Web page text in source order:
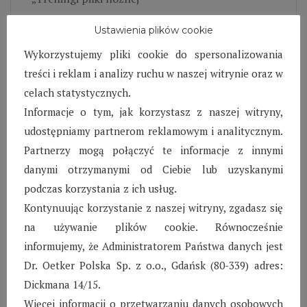
Kiedy ma się kolegę w tym samym klubie łatwiej
trzy razy w tygodniu bez względu na pogodę. Do
tego mecze w weekendy. Gdyby nie to, że piłka
nożna jest pasją Norberta, pewnie dawno by się
poddał. Wraz z wrześniem pojawiła się
dodatkowa motywacja – awans do lepszej grupy,
a z tym coraz śmielsze marzenia o połączeniu
sportu z przyszłą drogą zawodową. Mając
dwanaście lat wydaje się, że jeszcze cała
wieczność do takiego etapu, niemniej Norbert
opowiada o tym z błyskiem w oczach, który na
długo zostaje w pamięci.
„Kurs i egzamin na prawo jazdy”
Ustawienia plików cookie
Wykorzystujemy pliki cookie do spersonalizowania
treści i reklam i analizy ruchu w naszej witrynie oraz w
celach statystycznych.
Informacje o tym, jak korzystasz z naszej witryny,
udostępniamy partnerom reklamowym i analitycznym.
Partnerzy mogą połączyć te informacje z innymi
danymi otrzymanymi od Ciebie lub uzyskanymi
podczas korzystania z ich usług.
Kontynuując korzystanie z naszej witryny, zgadasz się
na używanie plików cookie. Równocześnie
informujemy, że Administratorem Państwa danych jest
Dr. Oetker Polska Sp. z o.o., Gdańsk (80-339) adres:
Dickmana 14/15.
Więcej informacji o przetwarzaniu danych osobowych